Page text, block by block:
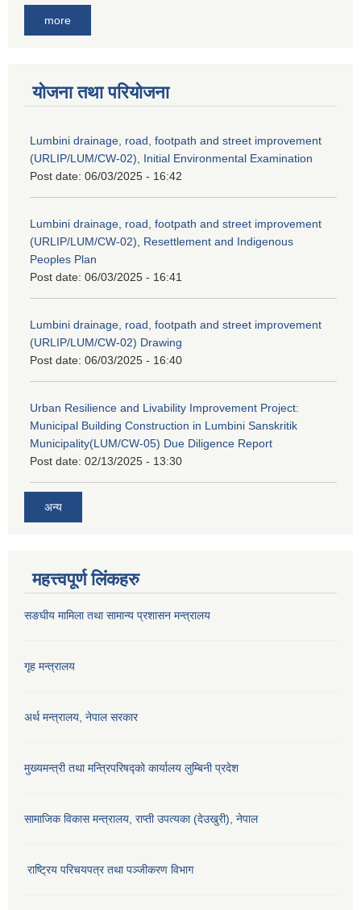
more
योजना तथा परियोजना
Lumbini drainage, road, footpath and street improvement
(URLIP/LUM/CW-02), Initial Environmental Examination
Post date: 06/03/2025 - 16:42
Lumbini drainage, road, footpath and street improvement
(URLIP/LUM/CW-02), Resettlement and Indigenous
Peoples Plan
Post date: 06/03/2025 - 16:41
Lumbini drainage, road, footpath and street improvement
(URLIP/LUM/CW-02) Drawing
Post date: 06/03/2025 - 16:40
Urban Resilience and Livability Improvement Project:
Municipal Building Construction in Lumbini Sanskritik
Municipality(LUM/CW-05) Due Diligence Report
Post date: 02/13/2025 - 13:30
अन्य
महत्त्वपूर्ण लिंकहरु
सङघीय मामिला तथा सामान्य प्रशासन मन्‍त्रालय
गृह मन्त्रालय
अर्थ मन्त्रालय, नेपाल सरकार
मुख्यमन्त्री तथा मन्त्रिपरिषद्को कार्यालय लुम्बिनी प्रदेश
सामाजिक विकास मन्‍‍त्रालय, राप्ती उपत्यका (देउखुरी), नेपाल
राष्ट्रिय परिचयपत्र तथा पञ्जीकरण विभाग